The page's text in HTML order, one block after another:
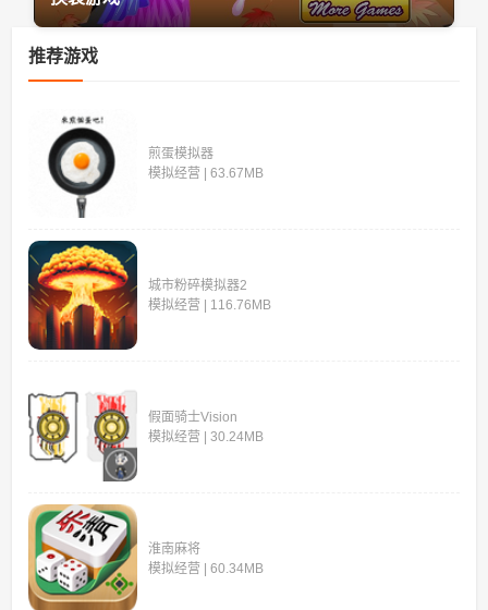
推荐游戏
煎蛋模拟器
模拟经营 | 63.67MB
城市粉碎模拟器2
模拟经营 | 116.76MB
假面骑士Vision
模拟经营 | 30.24MB
淮南麻将
模拟经营 | 60.34MB